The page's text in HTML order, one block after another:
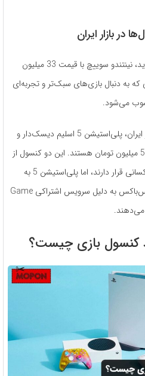
در بازار ایران
در ایران، ارزان‌ترین کنسول نسل جدید، نینتندو سوییچ با قیمت 33 میلیون
به دنبال بازی‌های سبک‌تر و تجربه‌ای
می‌شود.
در مقابل، گران‌ترین کنسول‌های بازار ایران، پلی‌استیشن 5 اسلیم دیسک‌دار و
ایکس‌باکس سری ایکس با قیمت 55 میلیون تومان هستند. این دو کنسول از
نظر سخت‌افزار و عملکرد در سطح یکسانی قرار دارند، اما پلی‌استیشن 5 به
دلیل بازی‌های انحصاری خود و ایکس‌باکس به دلیل سرویس اشتراکی Game
کنسول بازی چیست؟